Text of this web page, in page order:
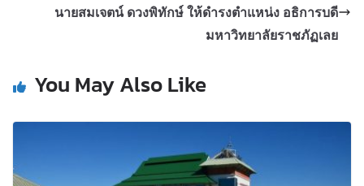
นายสมเจตน์ ดวงพิทักษ์ ให้ดำรงตำแหน่ง อธิการบดี
มหาวิทยาลัยราชภัฏเลย
You May Also Like